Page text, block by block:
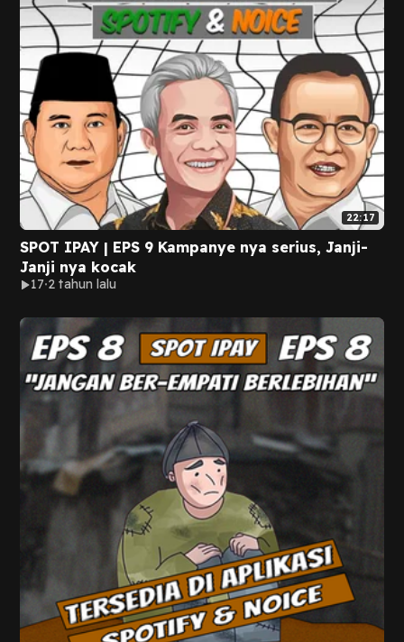
22:17
SPOT IPAY | EPS 9 Kampanye nya serius, Janji-
Janji nya kocak
17 2 tahun lalu